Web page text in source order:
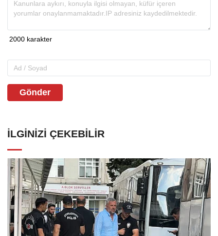
Gönder
İLGINIZI ÇEKEBILIR